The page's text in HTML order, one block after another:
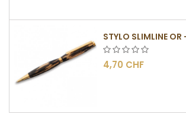
4,70 CHF